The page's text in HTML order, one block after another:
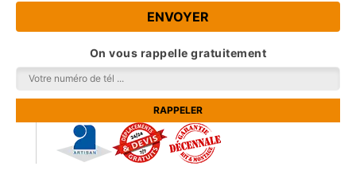
On vous rappelle gratuitement